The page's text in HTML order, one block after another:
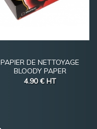
PAPIER DE NETTOYAGE
BLOODY PAPER
4.90 € HT